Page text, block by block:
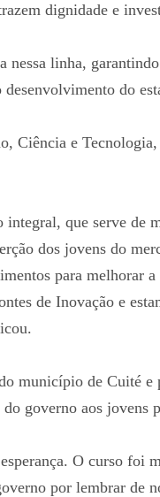
dignidade e
linha,
do
Ciência e
integral, que serve
dos jovens do
para melhorar
de Inovação e
município de Cuité e
governo aos jovens
O curso foi
por lembrar de